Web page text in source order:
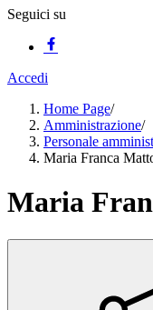
Seguici su
Accedi
Home Page/
Amministrazione/
Personale
Maria Franca
Maria